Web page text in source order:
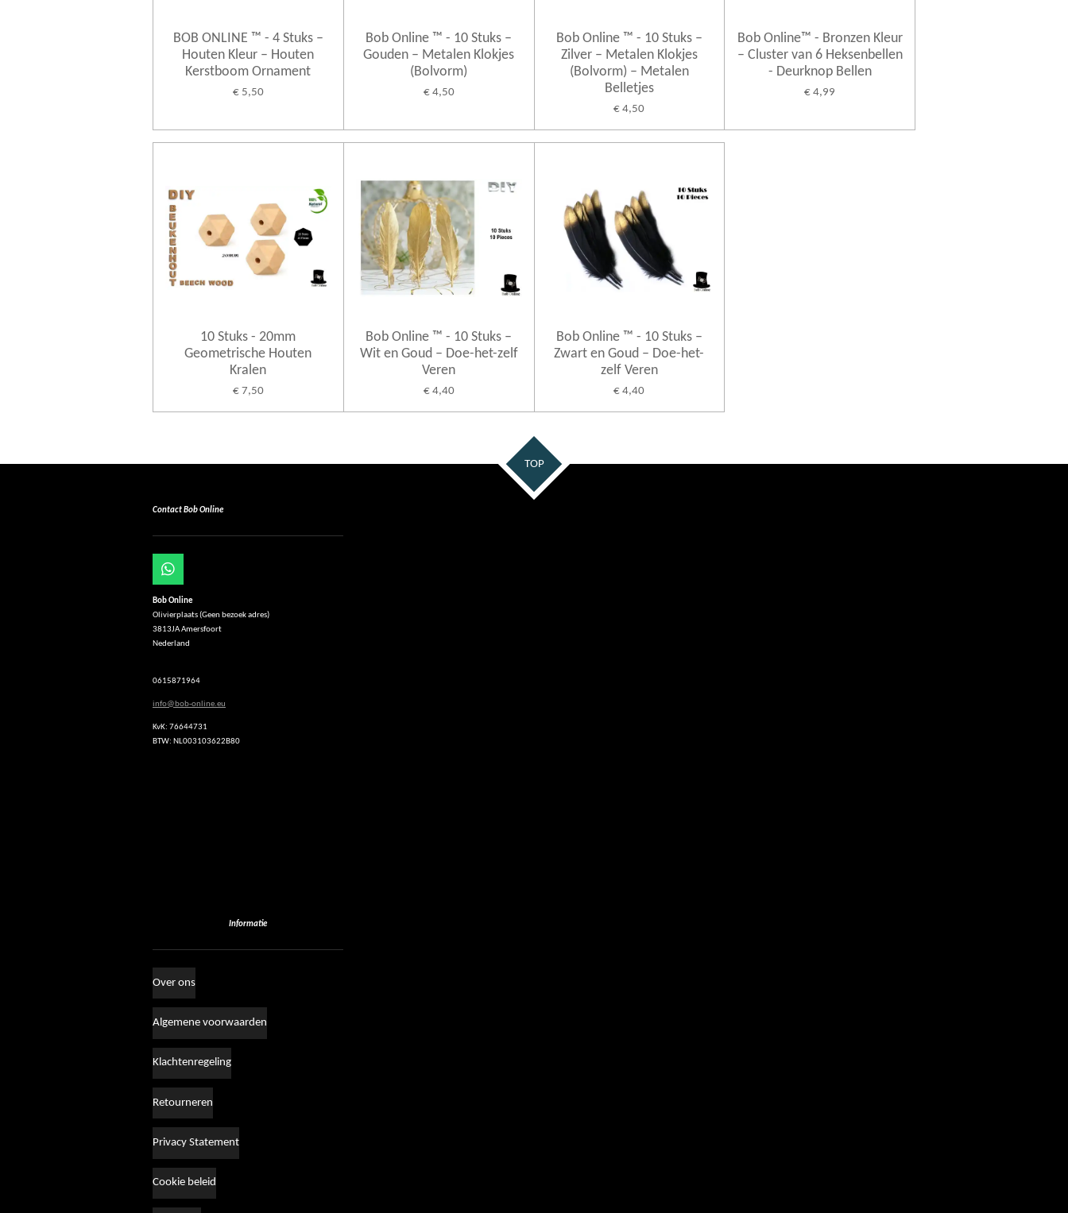
BOB ONLINE ™ - 4 Stuks –
Houten Kleur – Houten
Kerstboom Ornament
€ 5,50
Bob Online ™ - 10 Stuks –
Gouden – Metalen Klokjes
(Bolvorm)
€ 4,50
Bob Online ™ - 10 Stuks –
Zilver – Metalen Klokjes
(Bolvorm) – Metalen
Belletjes
€ 4,50
Bob Online™ - Bronzen Kleur
– Cluster van 6 Heksenbellen
- Deurknop Bellen
€ 4,99
10 Stuks - 20mm
Geometrische Houten
Kralen
€ 7,50
Bob Online ™ - 10 Stuks –
Wit en Goud – Doe-het-zelf
Veren
€ 4,40
Bob Online ™ - 10 Stuks –
Zwart en Goud – Doe-het-
zelf Veren
€ 4,40
TOP
Contact Bob Online
W
a
t
s
A
p
Bob Online
Olivierplaats (Geen bezoek adres)
3813JA Amersfoort
Nederland
0615871964
info@bob-online.eu
KvK: 76644731
BTW: NL003103622B80
Informatie
Over ons
Algemene voorwaarden
Klachtenregeling
Retourneren
Privacy Statement
Cookie beleid